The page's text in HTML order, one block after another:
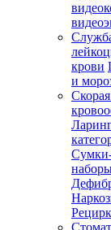
крови
и